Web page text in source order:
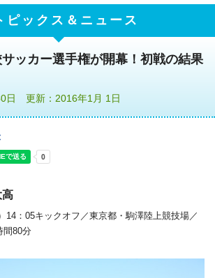
ピックス＆ニュース
ッカー選手権が開幕！初戦の結果
日 更新：2016年1月 1日
高
14：05キックオフ／東京都・駒澤陸上競技場／
間80分